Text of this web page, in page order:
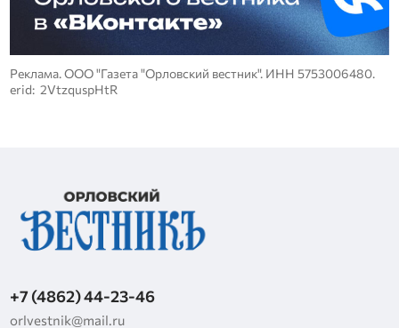
Реклама. ООО "Газета "Орловский вестник". ИНН 5753006480.
erid: 2VtzquspHtR
+7 (4862) 44-23-46
orlvestnik@mail.ru